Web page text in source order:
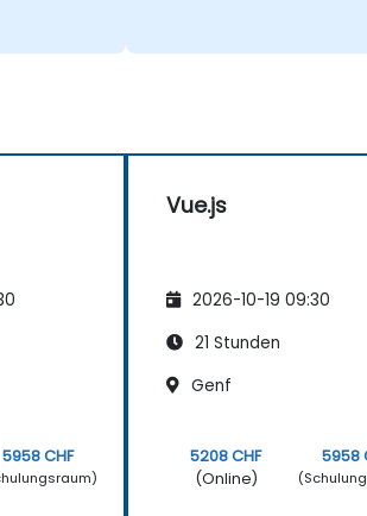
5958 CHF
Vue.js
2026-10-19 09:30
21 Stunden
Genf
5208 CHF
(Online)
5958